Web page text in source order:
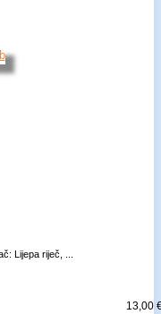
Lijepa riječ, ...
13,00